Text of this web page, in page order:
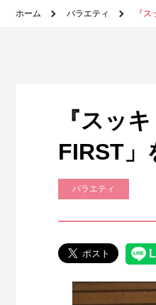
ホーム バラエティ 『
『スッ
FIRST
バラエティ